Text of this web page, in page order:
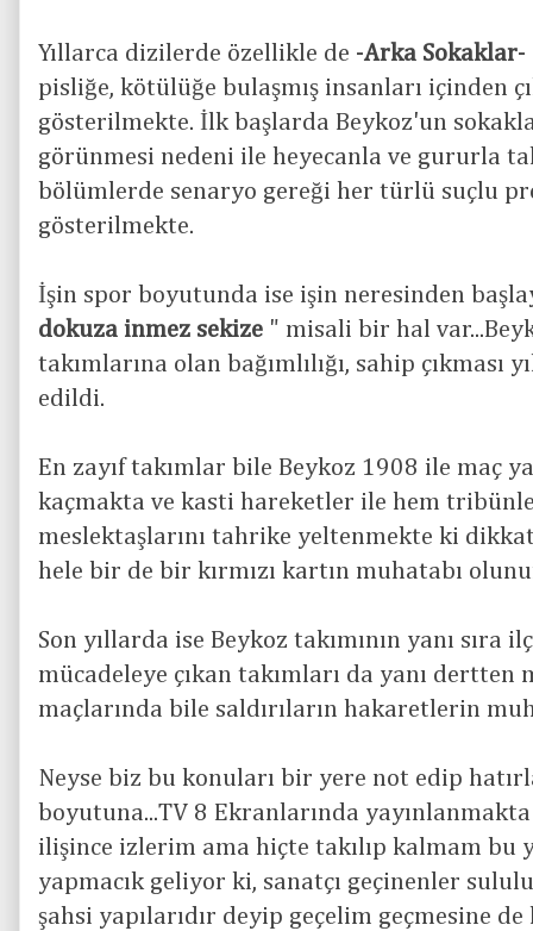
Yıllarca dizilerde özellikle de -Arka Sokaklar-
pisliğe, kötülüğe bulaşmış insanları içinden
gösterilmekte. İlk başlarda Beykoz'un
görünmesi nedeni ile heyecanla ve gururla
bölümlerde senaryo gereği her türlü suçlu
gösterilmekte.
İşin spor boyutunda ise işin neresinden
dokuza inmez sekize " misali bir hal
takımlarına olan bağımlılığı, sahip
edildi.
En zayıf takımlar bile Beykoz 1908 ile maç
kaçmakta ve kasti hareketler ile hem
meslektaşlarını tahrike yeltenmekte ki
hele bir de bir kırmızı kartın muhatabı
Son yıllarda ise Beykoz takımının yanı sıra
mücadeleye çıkan takımları da yanı dertten
maçlarında bile saldırıların hakaretlerin
Neyse biz bu konuları bir yere not edip
boyutuna...TV 8 Ekranlarında
ilişince izlerim ama hiçte takılıp kalmam bu
yapmacık geliyor ki, sanatçı geçinenler
şahsi yapılarıdır deyip geçelim geçmesine